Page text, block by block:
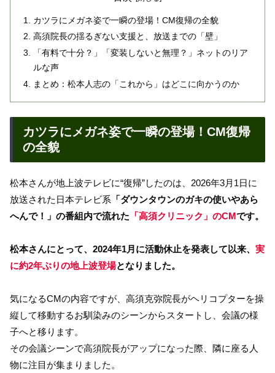
カツラにメガネ姿で一瞬の登場！CM復帰の全貌
高須院長の揺るぎない支援と、放送までの「壁」
「有料で十分？」「変装しないと無理？」ネットのリア
ルな声
まとめ：松本人志の「これから」はどこに向かうのか
カツラにメガネ姿で一瞬の登場！CM復帰
の全貌
松本さんが地上波テレビに“復帰”したのは、2026年3月1日に
放送された日本テレビ系 「ダウンタウンのガキの使いやあら
へんで！」の番組内で流れた 「高須クリニック」のCMです。
松本さんにとって、2024年1月に活動休止を発表して以来、 実
に約2年ぶりの地上波登場となりました。
気になるCMの内容ですが、高須克弥院長がヘリコプターを操
縦して移動するお馴染みのシーンからスタートし、会議の様
子へと移ります。
その会議シーンで高須院長がアップになった際、隣に座る人
物に注目が集まりました。